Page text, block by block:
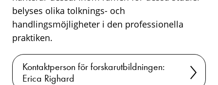
belyses olika tolknings- och
handlingsmöjligheter i den professionella
praktiken.
Kontaktperson för forskarutbildningen:
Erica Righard